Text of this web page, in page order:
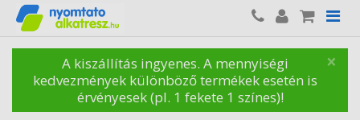
×
A kiszállítás ingyenes. A mennyiségi
kedvezmények különböző termékek esetén is
érvényesek (pl. 1 fekete 1 színes)!